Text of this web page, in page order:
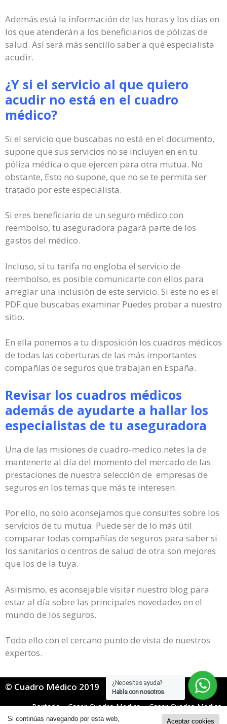
¿Necesitas ayuda?
Habla con nosotros
Además está la información de las horas y los días en
los que atenderán a los beneficiarios de pólizas de
salud. Así será más sencillo saber a qué especialista
acudir.
¿Y si el servicio al que quiero
acudir no está en el cuadro
médico?
Si el servicio que buscabas no está en el documento,
supone que sus servicios no se incluyen en en tu
póliza médica o que ejercen para otra mutua. No
obstante, Esto no supone, que no se te permita ser
tratado por este especialista.
Si eres beneficiario de un seguro médico con
reembolso, tu aseguradora pagará parte de los
gastos del médico.
Incluso, si tu tarifa no engloba el servicio de
reembolso, es posible comunicarte con ellos para
arreglar una inclusión de este servicio. Si este no es el
PDF que buscabas examinar Puedes probar a nuestro
sitio.
En ella ponemos a tu disposición los cuadros médicos
de todas las coberturas de las más importantes
compañías de seguros que trabajan en España.
Revisar los cuadros médicos
además de ayudarte a hallar los
especialistas de tu aseguradora
Una de las misiones de cuadro-medico.netes la de
mantenerte al día del momento del mercado de las
prestaciones de nuestra selección de empresas de
seguros en los temas que más te interesen.
Por ello, no solo aconsejamos que consultes sobre los
servicios de tu mutua. Puede ser de lo más útil
comparar todas compañías de seguros para saber si
los sanitarios o centros de salud de otra son mejores
que los de la tuya.
Asimismo, es aconsejable visitar nuestro blog para
estar al día sobre las principales novedades en el
mundo de los seguros.
Todo ello con el cercano punto de vista de nuestros
expertos.
© Cuadro Médico 2019
Portada»Caser Cuadro Medico»Caser Cuadro Medico
General »Caser Cuadro Medico Guadalajara
Aceptar cookies
Si continúas navegando por esta web,